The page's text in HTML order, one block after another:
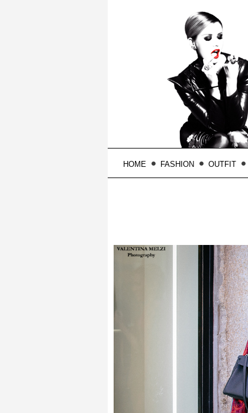
HOME FASHION OUTFIT